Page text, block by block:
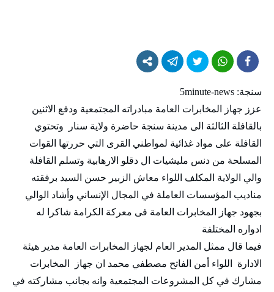
سنجة: 5minute-news
عزز جهاز المخابرات العامة مبادراته المجتمعية ودفع الاثنين
بالقافلة الثالثة الى مدينة سنجة حاضرة ولاية سنار وتحتوي
القافلة على مواد غذائية لمواطني القرى التي حررتها القوات
المسلحة من دنس مليشيات ال دقلو الارهابية وتسلم القافلة
والي الولاية المكلف اللواء معاش الزبير حسن السيد برفقته
مناديب المؤسسات العاملة في المجال الإنساني وأشاد الوالي
بجهود جهاز المخابرات العامة فى معركة الكرامة شاكرا له
ادواره المختلفة
فيما قال ممثل المدير العام لجهاز المخابرات العامة مدير هيئة
الادارة اللواء أمن الفاتح مصطفي محمد ان جهاز المخابرات
مشارك في كل المشروعات المجتمعية وانه بجانب مشاركته في